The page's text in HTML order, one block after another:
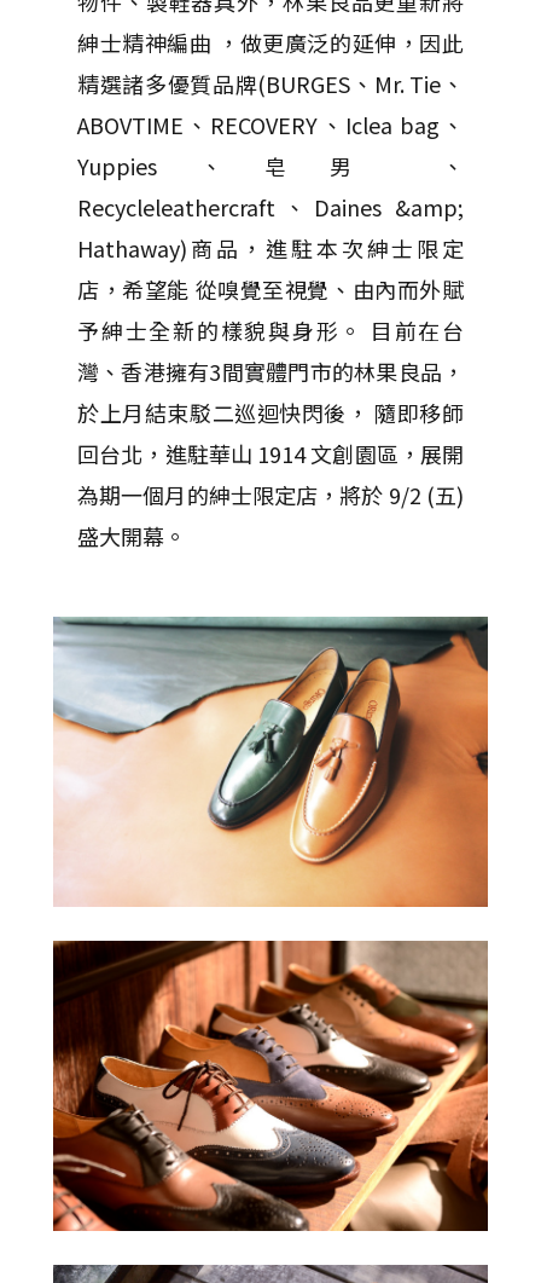
紳士精神編曲 ，做更廣泛的延伸，因此
精選諸多優質品牌(BURGES、Mr. Tie、
ABOVTIME、RECOVERY、Iclea bag、
Yuppies、皂男 、
Recycleleathercraft、Daines &amp;
Hathaway)商品，進駐本次紳士限定
店，希望能 從嗅覺至視覺、由內而外賦
予紳士全新的樣貌與身形。 目前在台
灣、香港擁有3間實體門市的林果良品，
於上月結束駁二巡迴快閃後， 隨即移師
回台北，進駐華山 1914 文創園區，展開
為期一個月的紳士限定店，將於 9/2 (五)
盛大開幕。